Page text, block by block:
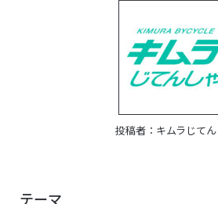
投稿者： キムラじて
テーマ